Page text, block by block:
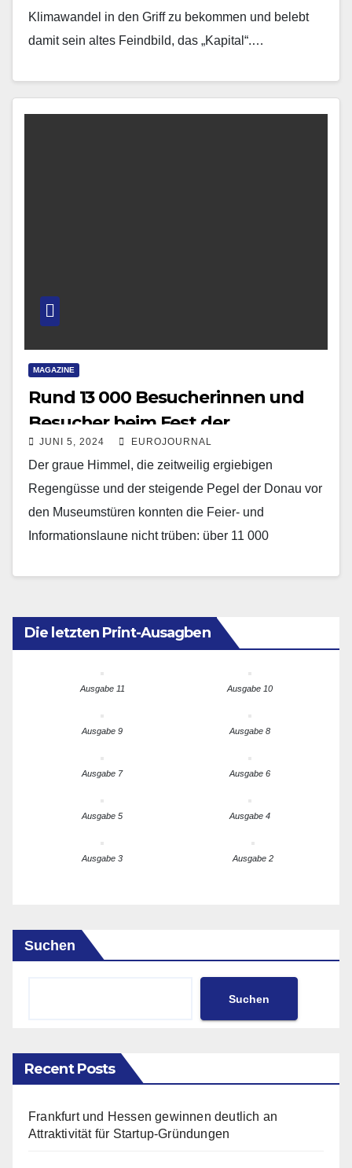
Klimawandel in den Griff zu bekommen und belebt
damit sein altes Feindbild, das „Kapital“.…
MAGAZINE
Rund 13 000 Besucherinnen und
Besucher beim Fest der
Demokratie im Haus der
Bayerischen Geschichten in
Regensburg
JUNI 5, 2024 EUROJOURNAL
Der graue Himmel, die zeitweilig ergiebigen
Regengüsse und der steigende Pegel der Donau vor
den Museumstüren konnten die Feier- und
Informationslaune nicht trüben: über 11 000
Die letzten Print-Ausagben
Ausgabe 11 Ausgabe 10
Ausgabe 9 Ausgabe 8
Ausgabe 7 Ausgabe 6
Ausgabe 5 Ausgabe 4
Ausgabe 3 Ausgabe 2
Suchen
Suchen
Recent Posts
Frankfurt und Hessen gewinnen deutlich an
Attraktivität für Startup-Gründungen